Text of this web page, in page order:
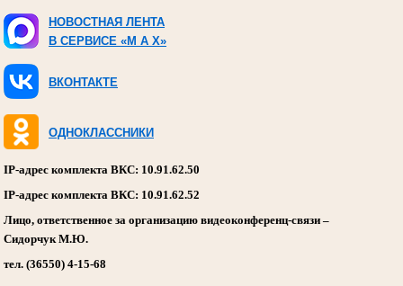
НОВОСТНАЯ ЛЕНТА
В СЕРВИСЕ «M A X»
ВКОНТАКТЕ
ОДНОКЛАССНИКИ
IP-адрес комплекта ВКС: 10.91.62.50
IP-адрес комплекта ВКС: 10.91.62.52
Лицо, ответственное за организацию видеоконференц-связи –
Сидорчук М.Ю.
тел. (36550) 4-15-68